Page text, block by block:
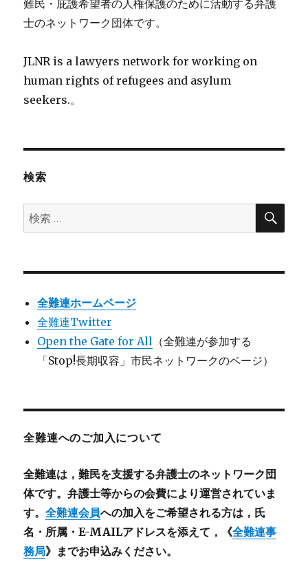
難民・庇護希望者の人権保護のために活動する弁護
士のネットワーク団体です。
JLNR is a lawyers network for working on
human rights of refugees and asylum
seekers.。
検索
検
索:
検
全難連ホームページ
全難連Twitter
Open the Gate for All （全難連が参加する
「Stop!長期収容」市民ネットワークのページ）
全難連へのご加入について
全難連は，難民を支援する弁護士のネットワーク団
体です。弁護士等からの会費により運営されていま
す。全難連会員への加入をご希望される方は，氏
名・所属・E-MAILアドレスを添えて，《全難連事
務局》までお申込みください。